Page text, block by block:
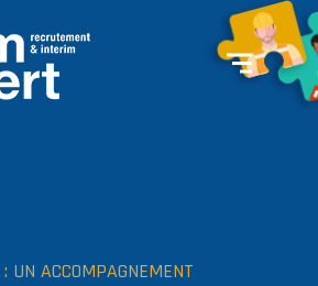
UN ACCOMPAGNEMENT